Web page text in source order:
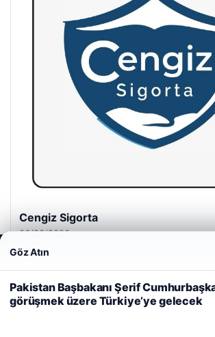
Cengiz Sigorta
06/23/2026
Web sitemizi nasıl kullandığınızı daha iyi
deneyiminizi kişiselleştirmek ve geliştirmek
kullanıyoruz.
Çerez Politikamız
Reddet Kabul Et
Göz Atın
Pakistan Başbakanı Şerif
görüşmek üzere Türkiye’ye gelecek